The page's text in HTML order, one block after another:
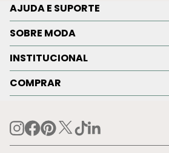
AJUDA E SUPORTE
SOBRE MODA
INSTITUCIONAL
COMPRAR